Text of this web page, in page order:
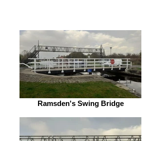
Ramsden's Swing Bridge